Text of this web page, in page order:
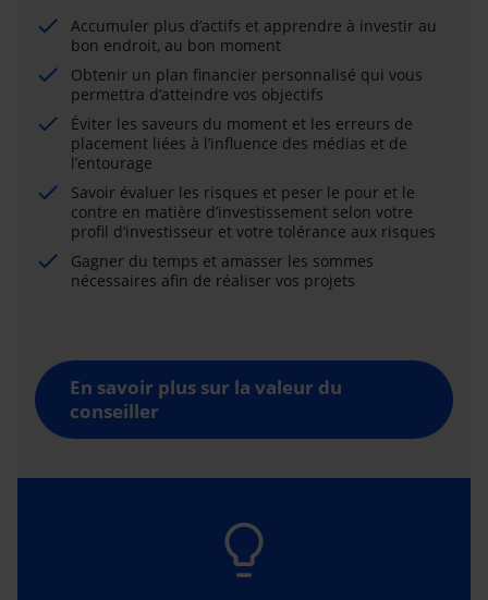
Accumuler plus d’actifs et apprendre à investir au
bon endroit, au bon moment
Obtenir un plan financier personnalisé qui vous
permettra d’atteindre vos objectifs
Éviter les saveurs du moment et les erreurs de
placement liées à l’influence des médias et de
l’entourage
Savoir évaluer les risques et peser le pour et le
contre en matière d’investissement selon votre
profil d’investisseur et votre tolérance aux risques
Gagner du temps et amasser les sommes
nécessaires afin de réaliser vos projets
En savoir plus sur la valeur du
conseiller